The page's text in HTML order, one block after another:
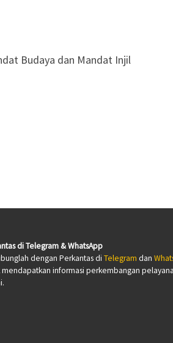
Budaya dan Mandat Injil
di Telegram & WhatsApp
dengan Perkantas di Telegram dan
mendapatkan informasi perkembangan